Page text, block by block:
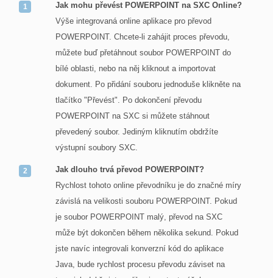
Jak mohu převést POWERPOINT na SXC Online?
Výše integrovaná online aplikace pro převod
POWERPOINT. Chcete-li zahájit proces převodu,
můžete buď přetáhnout soubor POWERPOINT do
bílé oblasti, nebo na něj kliknout a importovat
dokument. Po přidání souboru jednoduše klikněte na
tlačítko "Převést". Po dokončení převodu
POWERPOINT na SXC si můžete stáhnout
převedený soubor. Jediným kliknutím obdržíte
výstupní soubory SXC.
Jak dlouho trvá převod POWERPOINT?
Rychlost tohoto online převodníku je do značné míry
závislá na velikosti souboru POWERPOINT. Pokud
je soubor POWERPOINT malý, převod na SXC
může být dokončen během několika sekund. Pokud
jste navíc integrovali konverzní kód do aplikace
Java, bude rychlost procesu převodu záviset na